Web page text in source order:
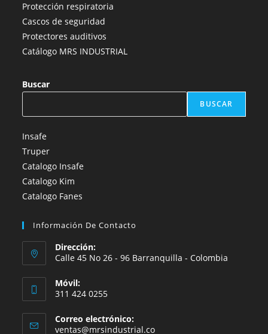
Protección respiratoria
Cascos de seguridad
Protectores auditivos
Catálogo MRS INDUSTRIAL
Buscar
BUSCAR
Insafe
Truper
Catalogo Insafe
Catalogo Kim
Catalogo Fanes
Información De Contacto
Dirección:
Calle 45 No 26 - 96 Barranquilla - Colombia
Móvil:
311 424 0255
Correo electrónico:
ventas@mrsindustrial.coSe